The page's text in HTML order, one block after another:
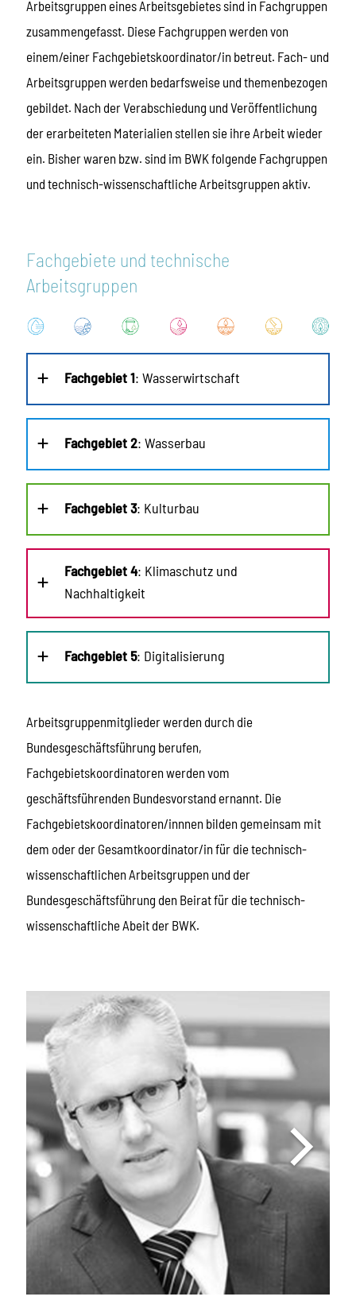
Arbeitsgruppen eines Arbeitsgebietes sind in Fachgruppen
zusammengefasst. Diese Fachgruppen werden von
einem/einer Fachgebietskoordinator/in betreut. Fach- und
Arbeitsgruppen werden bedarfsweise und themenbezogen
gebildet. Nach der Verabschiedung und Veröffentlichung
der erarbeiteten Materialien stellen sie ihre Arbeit wieder
ein. Bisher waren bzw. sind im BWK folgende Fachgruppen
und technisch-wissenschaftliche Arbeitsgruppen aktiv.
Fachgebiete und technische
Arbeitsgruppen
Fachgebiet 1: Wasserwirtschaft
Fachgebiet 2: Wasserbau
Fachgebiet 3: Kulturbau
Fachgebiet 4: Klimaschutz und
Nachhaltigkeit
Fachgebiet 5: Digitalisierung
Arbeitsgruppenmitglieder werden durch die
Bundesgeschäftsführung berufen,
Fachgebietskoordinatoren werden vom
geschäftsführenden Bundesvorstand ernannt. Die
Fachgebietskoordinatoren/innnen bilden gemeinsam mit
dem oder der Gesamtkoordinator/in für die technisch-
wissenschaftlichen Arbeitsgruppen und der
Bundesgeschäftsführung den Beirat für die technisch-
wissenschaftliche Abeit der BWK.